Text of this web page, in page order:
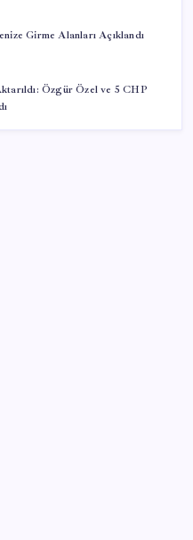
Girme Alanları Açıklandı
Özgür Özel ve 5 CHP